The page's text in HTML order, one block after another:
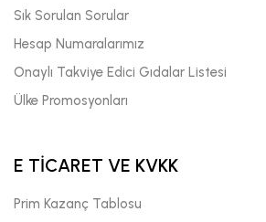
Sık Sorulan Sorular
Hesap Numaralarımız
Onaylı Takviye Edici Gıdalar Listesi
Ülke Promosyonları
E TİCARET VE KVKK
Prim Kazanç Tablosu